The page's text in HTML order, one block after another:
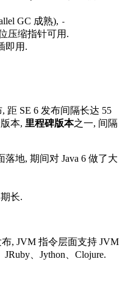
GC 成熟), -
压缩指针可用.
即用.
, 距 SE 6 发布间隔长达 55
本, 里程碑版本之一, 间隔
落地, 期间对 Java 6 做了大
长.
, JVM 指令层面支持 JVM
、Jython、Clojure.